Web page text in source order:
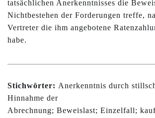
tatsächlichen Anerkenntnisses die
Nichtbestehen der Forderungen treffe,
Vertreter die ihm angebotene
habe.
Stichwörter: Anerkenntnis durch
Hinnahme der
Abrechnung; Beweislast; Einzelfall;